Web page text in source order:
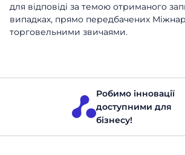
для відповіді за темою отриманого
випадках, прямо передбачених
торговельними звичаями.
Робимо інновації
доступними для
бізнесу!